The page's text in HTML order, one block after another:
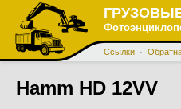
Ссылки ·
Hamm HD 12VV